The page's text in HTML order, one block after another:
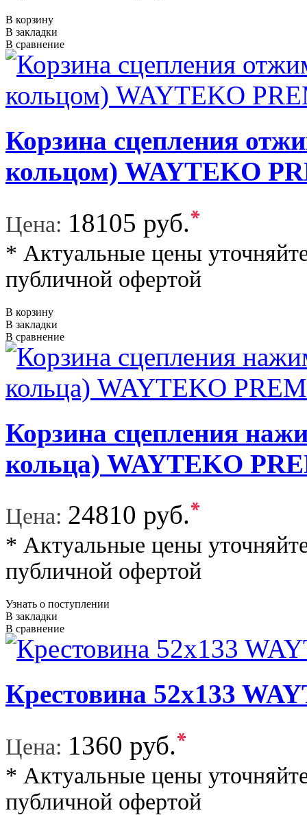
В корзину
В закладки
В сравнение
Корзина сцепления
кольцом) WAYTEKO
Цена: 18105 руб.*
* Актуальные цены
публичной офертой
В корзину
В закладки
В сравнение
Корзина сцепления
кольца) WAYTEKO
Цена: 24810 руб.*
* Актуальные цены
публичной офертой
Узнать о поступлении
В закладки
В сравнение
Крестовина 52x133
Цена: 1360 руб.*
* Актуальные цены
публичной офертой